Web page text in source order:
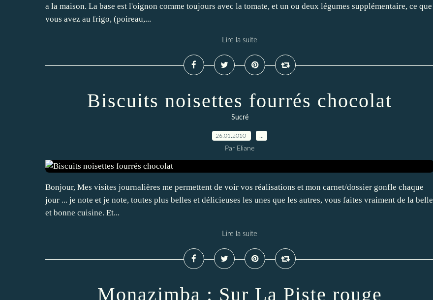
a la maison. La base est l'oignon comme toujours avec la tomate, et un ou deux légumes supplémentaire, ce que
vous avez au frigo, (poireau,...
Lire la suite
Biscuits noisettes fourrés chocolat
Sucré
26.01.2010
Par Eliane
Bonjour, Mes visites journalières me permettent de voir vos réalisations et mon carnet/dossier gonfle chaque
jour ... je note et je note, toutes plus belles et délicieuses les unes que les autres, vous faites vraiment de la belle
et bonne cuisine. Et...
Lire la suite
Monazimba : Sur La Piste rouge